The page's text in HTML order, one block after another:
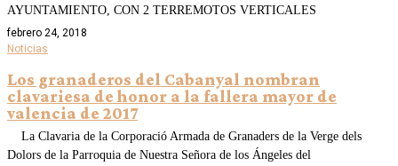
AYUNTAMIENTO, CON 2 TERREMOTOS VERTICALES
febrero 24, 2018
Noticias
Los granaderos del Cabanyal nombran
clavariesa de honor a la fallera mayor de
valencia de 2017
La Clavaria de la Corporació Armada de Granaders de la Verge dels
Dolors de la Parroquia de Nuestra Señora de los Ángeles del